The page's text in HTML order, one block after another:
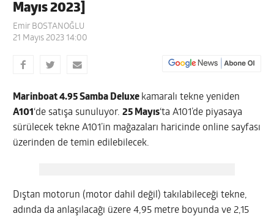
Mayıs 2023]
Emir BOSTANOĞLU
21 Mayıs 2023 14:00
Marinboat 4.95 Samba Deluxe kamaralı tekne yeniden
A101 ‘de satışa sunuluyor.25 Mayıs‘ta A101’de piyasaya
sürülecek tekne A101’in mağazaları haricinde online sayfası
üzerinden de temin edilebilecek.
Dıştan motorun (motor dahil değil) takılabileceği tekne,
adında da anlaşılacağı üzere 4,95 metre boyunda ve 2,15